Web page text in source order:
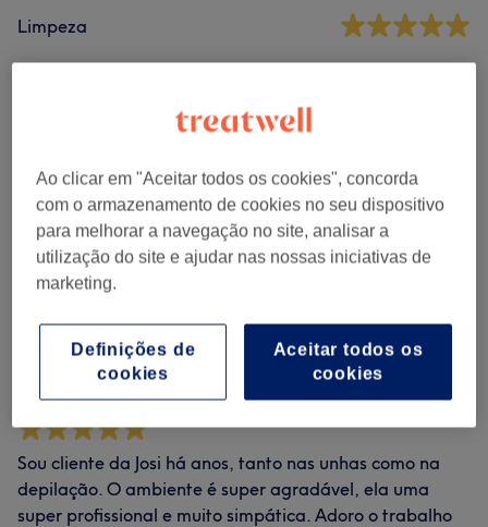
Limpeza
Filtrar Comentários
Classificação Filtrar por classificação
Escrito pelos nossos clientes, para que saibam o que
esperar em cada um dos centros.
Sou cliente da Josi há anos, tanto nas unhas como na
depilação. O ambiente é super agradável, ela uma
super profissional e muito simpática. Adoro o trabalho
Ao clicar em "Aceitar todos os cookies", concorda
com o armazenamento de cookies no seu dispositivo
para melhorar a navegação no site, analisar a
utilização do site e ajudar nas nossas iniciativas de
marketing.
Aceitar todos os
cookies
Definições de
cookies